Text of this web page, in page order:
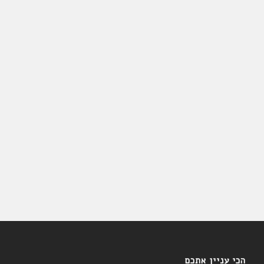
הכי עניין אתכם